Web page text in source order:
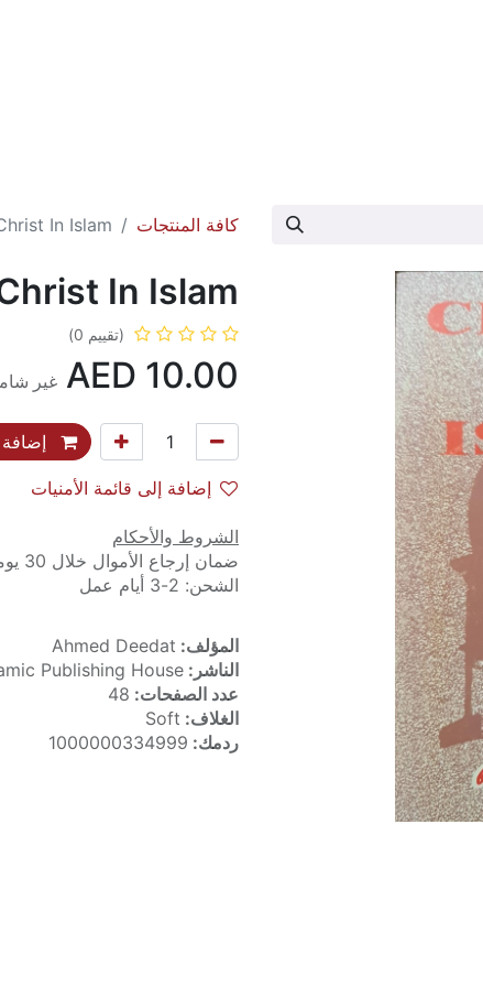
كافة المنتجات In Islam
In Islam
(تقييم 0)
10.00 غير
إضافة إلى قائمة الأمنيات
الشروط والأحكام
ضمان إرجاع الأموال خلال 30 يوماً
الشحن: 2-3 أيام عمل
المؤلف: Ahmed Deedat
الناشر: Publishing House
عدد الصفحات: 48
الغلاف: Soft
ردمك: 1000000334999